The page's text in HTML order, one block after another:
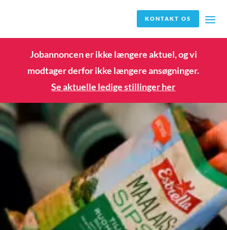
KONTAKT OS
Jobannoncen er ikke længere aktuel, og vi
modtager derfor ikke længere ansøgninger.
Se aktuelle ledige stillinger her